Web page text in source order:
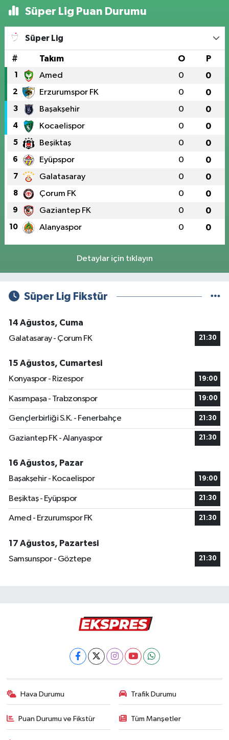
Süper Lig Puan Durumu
Süper Lig
# Takım O P
1 Amed 0 0
2 Erzurumspor FK 0 0
3 Başakşehir 0 0
4 Kocaelispor 0 0
5 Beşiktaş 0 0
6 Eyüpspor 0 0
7 Galatasaray 0 0
8 Çorum FK 0 0
9 Gaziantep FK 0 0
10 Alanyaspor 0 0
Detaylar için tıklayın
Süper Lig Fikstür
14 Ağustos, Cuma
Galatasaray - Çorum FK
21:30
15 Ağustos, Cumartesi
Konyaspor - Rizespor
19:00
Kasımpaşa - Trabzonspor 19:00
Gençlerbirliği S.K. - Fenerbahçe 21:30
Gaziantep FK - Alanyaspor 21:30
16 Ağustos, Pazar
Başakşehir - Kocaelispor
19:00
Beşiktaş - Eyüpspor 21:30
Amed - Erzurumspor FK 21:30
17 Ağustos, Pazartesi
Samsunspor - Göztepe
21:30
Hava Durumu Trafik Durumu
Puan Durumu ve Fikstür Tüm Manşetler